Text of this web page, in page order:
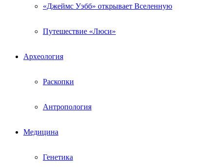
«Джеймс Уэбб» открывает Вселенную
Путешествие «Люси»
Археология
Раскопки
Антропология
Медицина
Генетика